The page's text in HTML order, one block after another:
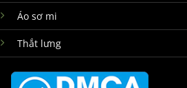
Áo sơ mi
Thắt lưng